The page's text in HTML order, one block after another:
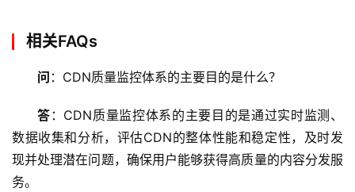
相关FAQs
问 ：CDN质量监控体系的主要目的是什么？
答 ：CDN质量监控体系的主要目的是通过实时监测、
数据收集和分析，评估CDN的整体性能和稳定性，及时发
现并处理潜在问题，确保用户能够获得高质量的内容分发服
务。